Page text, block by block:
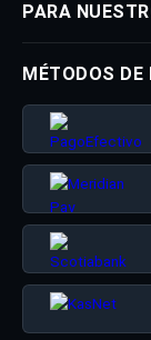
PARA
MÉTODOS DE